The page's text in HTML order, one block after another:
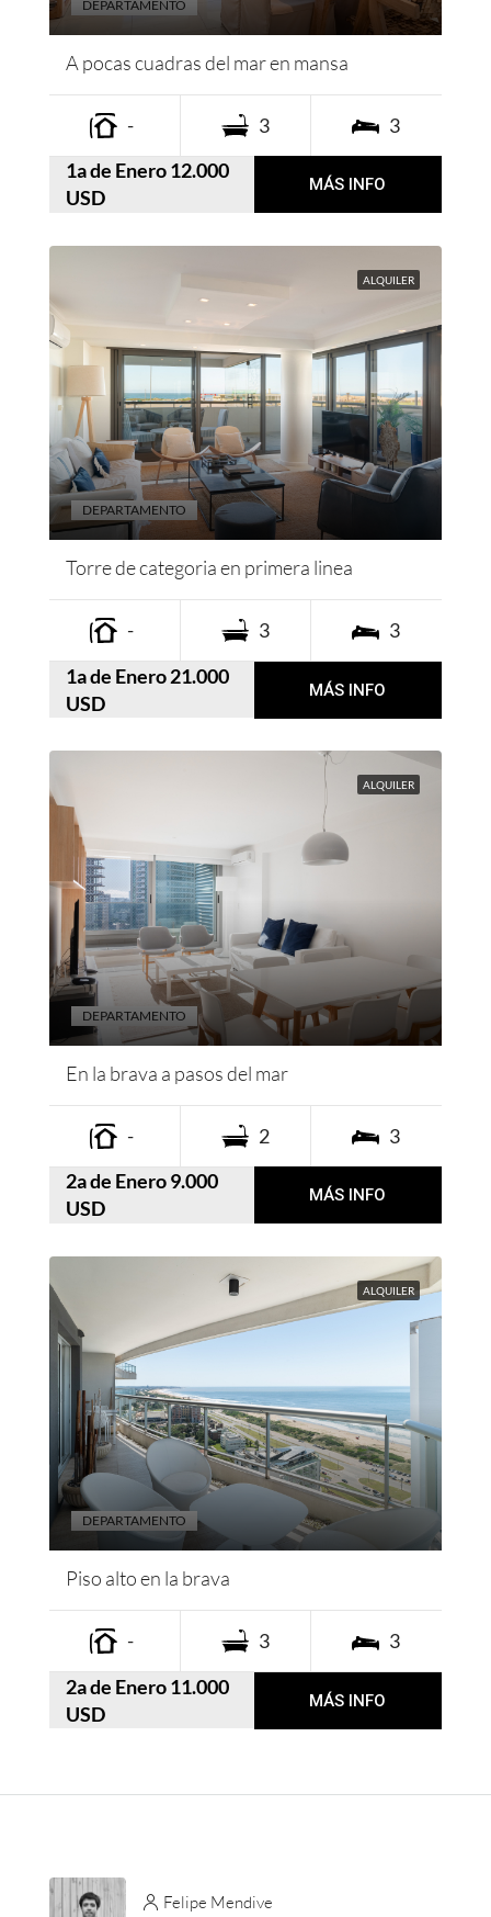
A pocas cuadras del mar en mansa
- 3 3
DEPARTAMENTO
1a de Enero 12.000
USD
MÁS INFO
ALQUILER
Torre de categoria en primera linea
- 3 3
DEPARTAMENTO
1a de Enero 21.000
USD
MÁS INFO
ALQUILER
En la brava a pasos del mar
- 2 3
DEPARTAMENTO
2a de Enero 9.000
USD
MÁS INFO
ALQUILER
Piso alto en la brava
- 3 3
DEPARTAMENTO
2a de Enero 11.000
USD
MÁS INFO
Felipe Mendive